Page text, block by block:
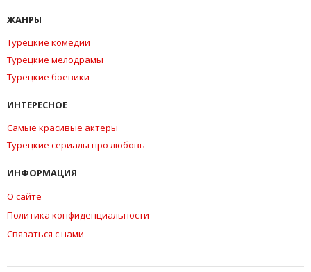
ЖАНРЫ
Турецкие комедии
Турецкие мелодрамы
Турецкие боевики
ИНТЕРЕСНОЕ
Самые красивые актеры
Турецкие сериалы про любовь
ИНФОРМАЦИЯ
О сайте
Политика конфиденциальности
Связаться с нами